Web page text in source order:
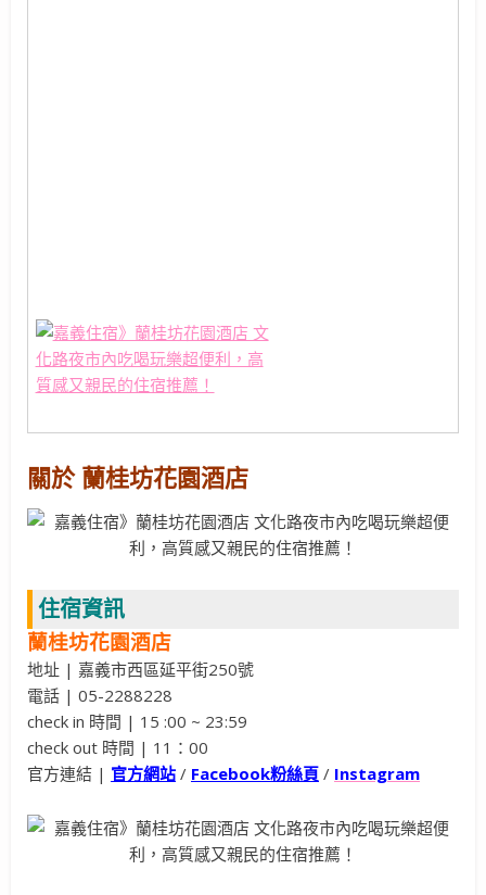
關於 蘭桂坊花園酒店
住宿資訊
蘭桂坊花園酒店
地址 | 嘉義市西區延平街250號
電話 | 05-2288228
check in 時間 | 15 :00 ~ 23:59
check out 時間 | 11：00
官方連結 | 官方網站 / Facebook粉絲頁 / Instagram